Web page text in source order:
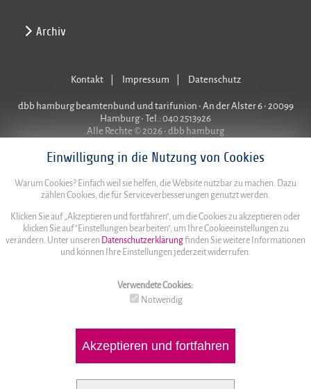
Einwilligung in die Nutzung von Cookies
Warum Cookies? Einfach weil sie helfen, die Website nutzbar zu machen. Dazu
zählen Cookies, die für Serviceverbesserungen genutzt werden.
Klicken Sie auf „Akzeptieren und fortfahren", um die Cookies zu akzeptieren oder
klicken Sie auf "Einstellungen bearbeiten", um Ihre Cookieeinstellungen zu
verändern. Unter unseren Datenschutzerklärungfinden Sie weitere Informationen
und können Ihre Einstellungen jederzeit widerrufen.
Verwendete Cookies:
Notwendig
Akzeptieren und fortfahren
Archiv
Kontakt Impressum Datenschutz
dbb hamburg beamtenbund und tarifunion • An der Alster 6 • 20099
Hamburg • Tel.: 040 2513926
Alle Rechte © 2026 • dbb hamburg